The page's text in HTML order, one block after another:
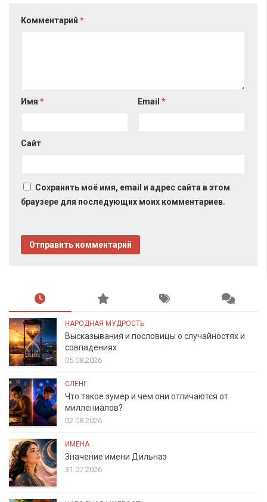
Комментарий *
Имя * Email*
Сайт
Сохранить моё имя, email и адрес сайта в этом
браузере для последующих моих комментариев.
НАРОДНАЯ МУДРОСТЬ
Высказывания и пословицы о случайностях и
совпадениях
05.08.2026
СЛЕНГ
Что такое зумер и чем они отличаются от
миллениалов?
02.08.2026
ИМЕНА
Значение имени Дильназ
31.07.2026